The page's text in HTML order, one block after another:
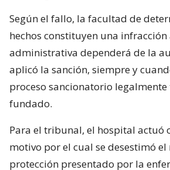
Según el fallo, la facultad de
hechos constituyen una
administrativa dependerá de la
aplicó la sanción, siempre y
proceso sancionatorio
fundado.
Para el tribunal, el hospital actuó
motivo por el cual se desestimó el
protección presentado por la